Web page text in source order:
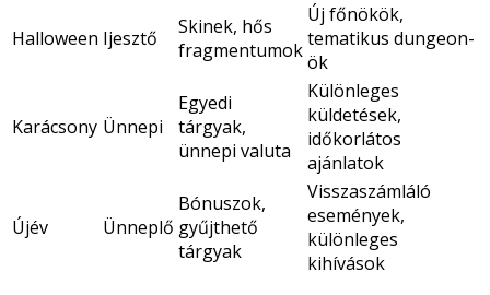
Halloween Ijesztő
Skinek, hős
fragmentumok
Új főnökök,
tematikus dungeon-
ök
Karácsony Ünnepi
Egyedi
tárgyak,
ünnepi valuta
Különleges
küldetések,
időkorlátos
ajánlatok
Újév Ünneplő
Bónuszok,
gyűjthető
tárgyak
Visszaszámláló
események,
különleges
kihívások